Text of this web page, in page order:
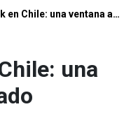
GNAM Week en Chile: una ventana al mercado latinoamericano
una